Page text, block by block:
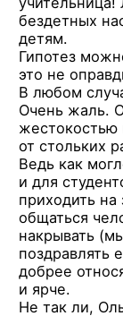
бездетных
детям.
Гипотез
это не
В любом
Очень жаль.
жестокостью
от стольких
Ведь как
и для
приходить на
общаться
накрывать
поздравлять
добрее
и ярче.
Не так ли,